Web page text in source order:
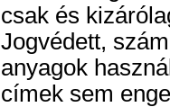
csak és
Jogvédett,
anyagok
címek sem